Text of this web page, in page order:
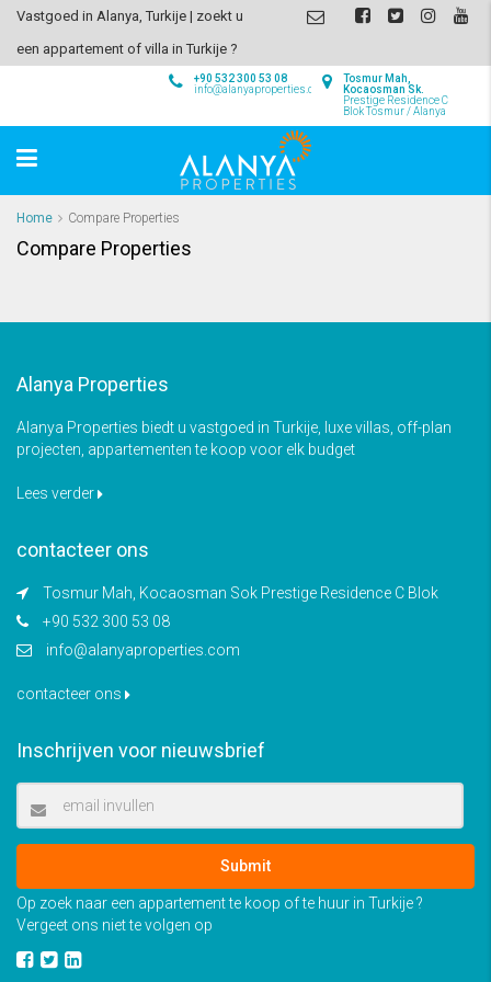
Vastgoed in Alanya, Turkije | zoekt u
een appartement of villa in Turkije ?
Tosmur Mah,
Kocaosman Sk.
Prestige Residence C
Blok Tosmur / Alanya
+90 532 300 53 08
info@alanyaproperties.com
Home Compare Properties
Compare Properties
Alanya Properties
Alanya Properties biedt u vastgoed in Turkije, luxe villas, off-plan
projecten, appartementen te koop voor elk budget
Lees verder
contacteer ons
Tosmur Mah, Kocaosman Sok Prestige Residence C Blok
+90 532 300 53 08
info@alanyaproperties.com
contacteer ons
Inschrijven voor nieuwsbrief
Submit
Op zoek naar een appartement te koop of te huur in Turkije ?
Vergeet ons niet te volgen op